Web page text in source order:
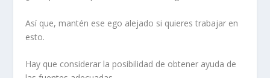
Así que, mantén ese ego alejado si quieres trabajar en
esto.
Hay que considerar la posibilidad de obtener ayuda de